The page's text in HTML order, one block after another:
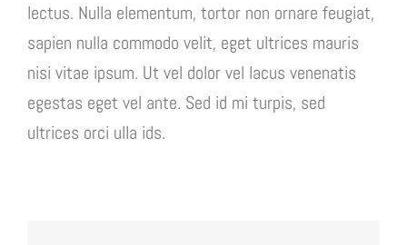
lectus. Nulla elementum, tortor non ornare feugiat,
sapien nulla commodo velit, eget ultrices mauris
nisi vitae ipsum. Ut vel dolor vel lacus venenatis
egestas eget vel ante. Sed id mi turpis, sed
ultrices orci ulla ids.